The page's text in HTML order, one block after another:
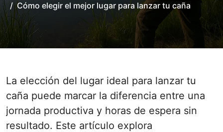
Cómo elegir el mejor lugar para lanzar tu caña
La elección del lugar ideal para lanzar tu
caña puede marcar la diferencia entre una
jornada productiva y horas de espera sin
resultado. Este artículo explora